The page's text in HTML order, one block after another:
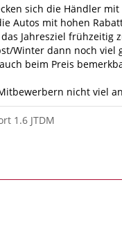
sich die Händler
Autos mit hohen
Jahresziel frühzeitig
Winter dann noch viel
beim Preis
nicht viel
1.6 JTDM